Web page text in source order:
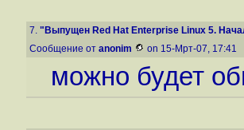
7. "Выпущен Red Hat Enterprise Linux 5.
Сообщение от anonim on 15-Мрт-07, 17:41
можно будет